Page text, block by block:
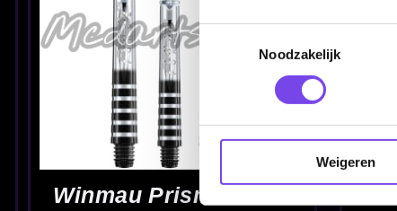
Toestemmingsselectie
Noodzakelijk
Weigeren
Winmau Vecta Black
& Red - Dart Shafts
Winmau Vecta
& Silver - Dart